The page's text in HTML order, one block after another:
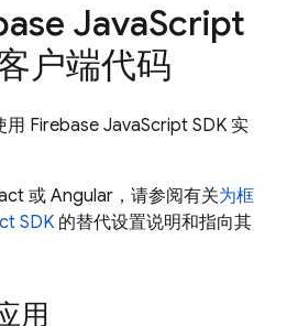
JavaScript
户端代码
用 Firebase JavaScript SDK 实
或 Angular，请参阅有关为框
SDK 的替代设置说明和指向其
用